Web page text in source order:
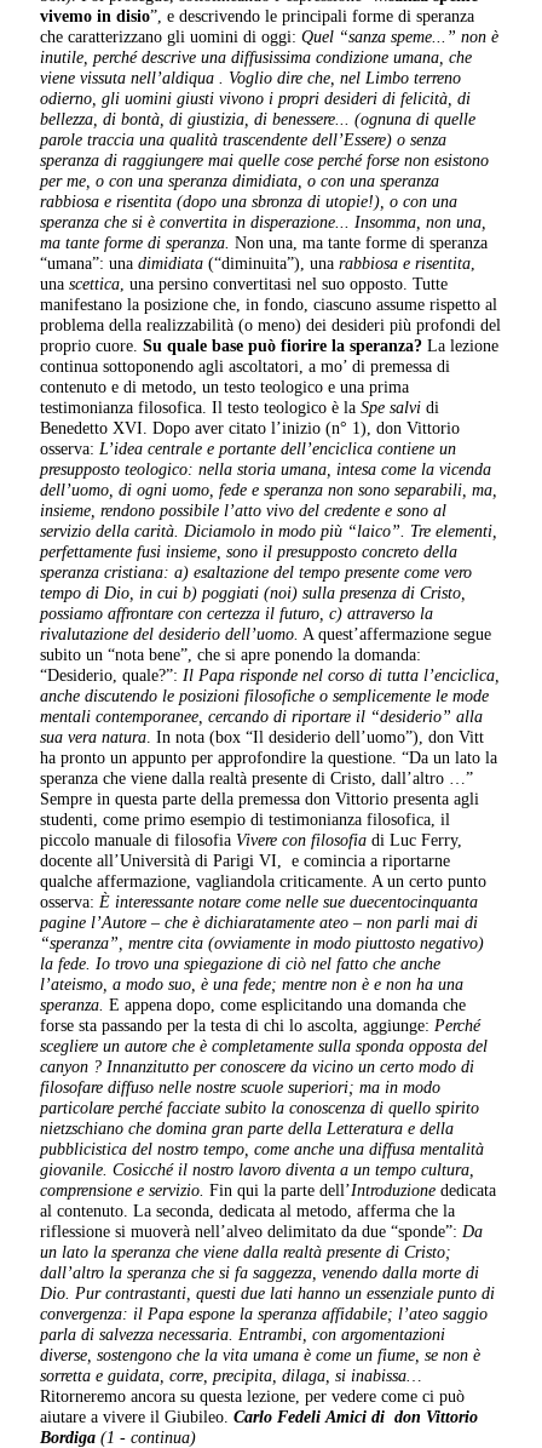
vivemo in disio”, e descrivendo le principali forme di speranza
che caratterizzano gli uomini di oggi:Quel “sanza speme...” non è
inutile, perché descrive una diffusissima condizione umana, che
viene vissuta nell’aldiqua . Voglio dire che, nel Limbo terreno
odierno, gli uomini giusti vivono i propri desideri di felicità, di
bellezza, di bontà, di giustizia, di benessere... (ognuna di quelle
parole traccia una qualità trascendente dell’Essere) o senza
speranza di raggiungere mai quelle cose perché forse non esistono
per me, o con una speranza dimidiata, o con una speranza
rabbiosa e risentita (dopo una sbronza di utopie!), o con una
speranza che si è convertita in disperazione... Insomma, non una,
ma tante forme di speranza. Non una, ma tante forme di speranza
“umana”: unadimidiata(“diminuita”), unarabbiosa e risentita
unascettica una persino convertitasi nel suo opposto. Tutte
manifestano la posizione che, in fondo, ciascuno assume rispetto al
problema della realizzabilità (o meno) dei desideri più profondi del
proprio cuore.Su quale base può fiorire la speranza? La lezione
continua sottoponendo agli ascoltatori, a mo’ di premessa di
contenuto e di metodo, un testo teologico e una prima
testimonianza filosofica. Il testo teologico è laSpe salvidi
Benedetto XVI. Dopo aver citato l’inizio (n° 1), don Vittorio
osserva: L’idea centrale e portante dell’enciclica contiene un
presupposto teologico: nella storia umana, intesa come la vicenda
dell’uomo, di ogni uomo, fede e speranza non sono separabili, ma,
insieme, rendono possibile l’atto vivo del credente e sono al
servizio della carità. Diciamolo in modo più “laico”. Tre elementi,
perfettamente fusi insieme, sono il presupposto concreto della
speranza cristiana: a) esaltazione del tempo presente come vero
tempo di Dio, in cui b) poggiati (noi) sulla presenza di Cristo,
possiamo affrontare con certezza il futuro, c) attraverso la
rivalutazione del desiderio dell’uomo. A quest’affermazione segue
subito un “nota bene”, che si apre ponendo la domanda:
“Desiderio, quale?”: Il Papa risponde nel corso di tutta l’enciclica,
anche discutendo le posizioni filosofiche o semplicemente le mode
mentali contemporanee, cercando di riportare il “desiderio” alla
sua vera natura . In nota (box “Il desiderio dell’uomo”), don Vitt
ha pronto un appunto per approfondire la questione. “Da un lato la
speranza che viene dalla realtà presente di Cristo, dall’altro …”
Sempre in questa parte della premessa don Vittorio presenta agli
studenti, come primo esempio di testimonianza filosofica, il
piccolo manuale di filosofia Vivere con filosofia di Luc Ferry,
docente all’Università di Parigi VI,
e comincia a riportarne
qualche affermazione, vagliandola criticamente. A un certo punto
osserva: È interessante notare come nelle sue duecentocinquanta
pagine l’Autore – che è dichiaratamente ateo – non parli mai di
“speranza”, mentre cita (ovviamente in modo piuttosto negativo)
la fede. Io trovo una spiegazione di ciò nel fatto che anche
l’ateismo, a modo suo, è una fede; mentre non è e non ha una
speranza. E appena dopo, come esplicitando una domanda che
forse sta passando per la testa di chi lo ascolta, aggiunge: Perché
scegliere un autore che è completamente sulla sponda opposta del
canyon ? Innanzitutto per conoscere da vicino un certo modo di
filosofare diffuso nelle nostre scuole superiori; ma in modo
particolare perché facciate subito la conoscenza di quello spirito
nietzschiano che domina gran parte della Letteratura e della
pubblicistica del nostro tempo, come anche una diffusa mentalità
giovanile. Cosicché il nostro lavoro diventa a un tempo cultura,
comprensione e servizio. Fin qui la parte dell’Introduzione dedicata
al contenuto. La seconda, dedicata al metodo, afferma che la
riflessione si muoverà nell’alveo delimitato da due “sponde”: Da
un lato la speranza che viene dalla realtà presente di Cristo;
dall’altro la speranza che si fa saggezza, venendo dalla morte di
Dio. Pur contrastanti, questi due lati hanno un essenziale punto di
convergenza: il Papa espone la speranza affidabile; l’ateo saggio
parla di salvezza necessaria. Entrambi, con argomentazioni
diverse, sostengono che la vita umana è come un fiume, se non è
sorretta e guidata, corre, precipita, dilaga, si inabissa…
Ritorneremo ancora su questa lezione, per vedere come ci può
aiutare a vivere il Giubileo.Carlo Fedeli Amici di don Vittorio
Bordiga (1 - continua)